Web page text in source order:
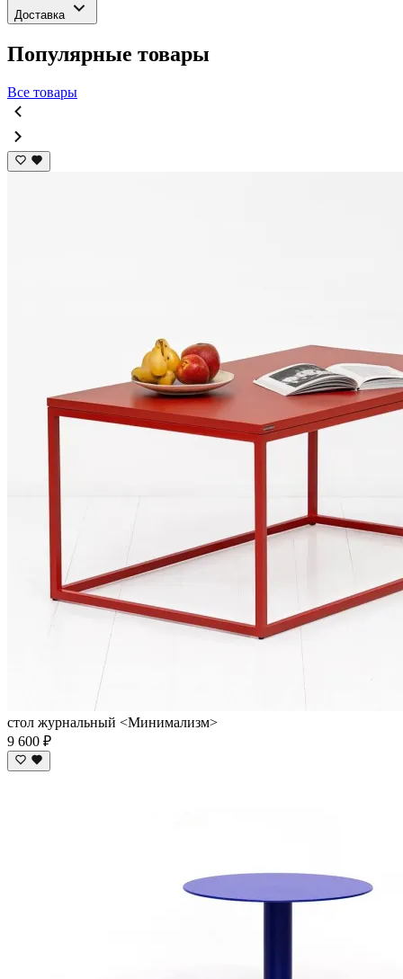
Доставка
Популярные товары
Все товары
стол журнальный <Минимализм>
9 600 ₽